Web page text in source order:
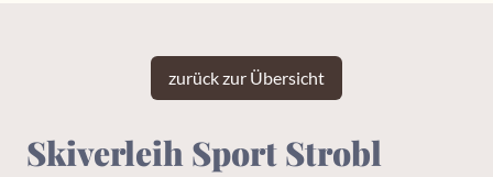
zurück zur Übersicht
Skiverleih Sport Strobl